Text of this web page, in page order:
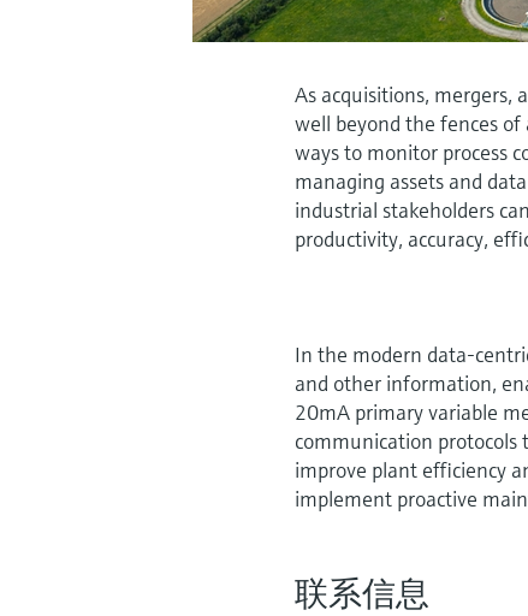
As acquisitions, mergers,
well beyond the fences
ways to monitor process
managing assets and
industrial stakeholders
productivity, accuracy,
In the modern data-
and other information,
20mA primary variable
communication
improve plant efficiency
implement proactive
联系信息